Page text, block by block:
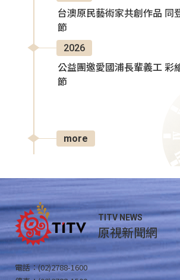
台澳原民藝術家共創作品 同
節
2026
公益團邀愛國浦長輩義工 彩
節
more
TITV NEWS
原視新聞網
電話：(02)2788-1600